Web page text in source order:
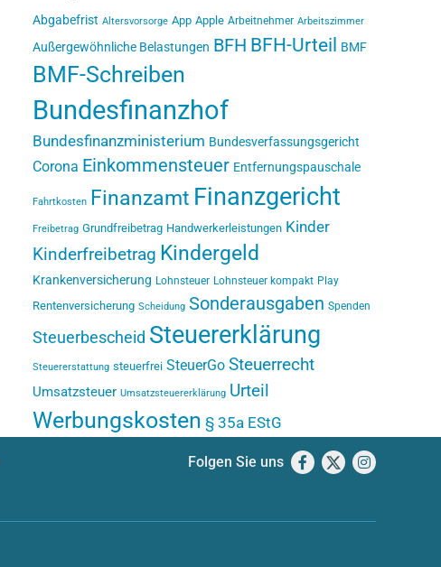
Abgabefrist Altersvorsorge App Apple Arbeitnehmer Arbeitszimmer
Außergewöhnliche Belastungen BFH BFH-Urteil BMF
BMF-Schreiben
Bundesfinanzhof
Bundesfinanzministerium Bundesverfassungsgericht
Corona Einkommensteuer Entfernungspauschale
Fahrtkosten Finanzamt Finanzgericht
Freibetrag Grundfreibetrag Handwerkerleistungen Kinder
Kinderfreibetrag Kindergeld
Krankenversicherung Lohnsteuer Lohnsteuer kompakt Play
Rentenversicherung Scheidung Sonderausgaben Spenden
Steuerbescheid Steuererklärung
Steuererstattung steuerfrei SteuerGo Steuerrecht
Umsatzsteuer Umsatzsteuererklärung Urteil
Werbungskosten § 35a EStG
Folgen Sie uns Facebook
X Instagram